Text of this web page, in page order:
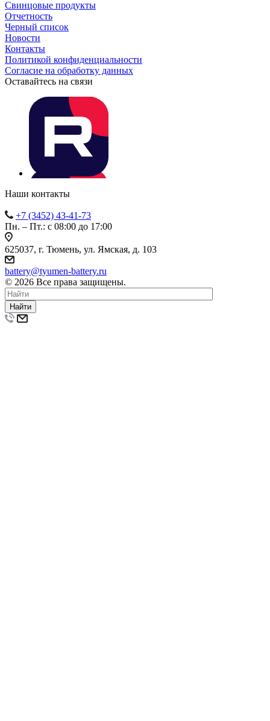
Свинцовые продукты
Отчетность
Черный список
Новости
Контакты
Политикой конфиденциальности
Согласие на обработку данных
Оставайтесь на связи
Наши контакты
+7 (3452) 43-41-73
Пн. – Пт.: с 08:00 до 17:00
625037, г. Тюмень, ул. Ямская, д. 103
battery@tyumen-battery.ru
© 2026 Все права защищены.
Найти